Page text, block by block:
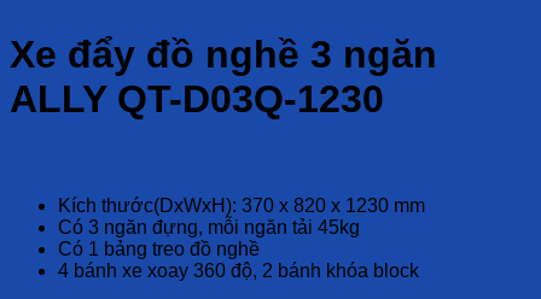
Xe đẩy đồ nghề 3 ngăn
ALLY QT-D03Q-1230
Kích thước(DxWxH): 370 x 820 x 1230 mm
Có 3 ngăn đựng, mỗi ngăn tải 45kg
Có 1 bảng treo đồ nghề
4 bánh xe xoay 360 độ, 2 bánh khóa block